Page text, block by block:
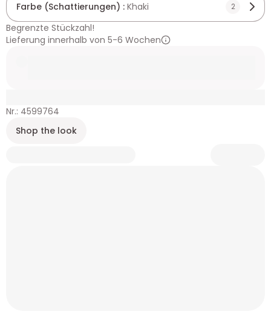
Farbe (Schattierungen) : Khaki 2
Begrenzte Stückzahl!
Lieferung innerhalb von 5-6 Wochen
Nr.: 4599764
Shop the look